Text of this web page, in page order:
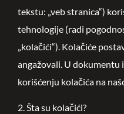
tekstu: „veb stranica“)
tehnologije (radi
„kolačići“). Kolačiće
angažovali. U dokumentu
korišćenju kolačića na
2. Šta su kolačići?